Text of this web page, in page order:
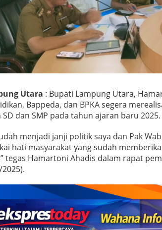
e
r
i
n
a
h
a
R
e
a
l
s
a
a
g
a
m
Utara : Bupati Lampung Utara,
Bappeda, dan BPKA segera
SD dan SMP pada tahun ajaran baru 2025.
menjadi janji politik saya dan Pak
hati masyarakat yang sudah
tegas Hamartoni Ahadis dalam rapat